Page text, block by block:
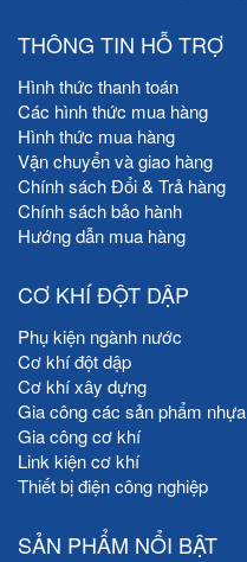
THÔNG TIN HỖ TRỢ
Hình thức thanh toán
Các hình thức mua hàng
Hình thức mua hàng
Vận chuyển và giao hàng
Chính sách Đổi & Trả hàng
Chính sách bảo hành
Hướng dẫn mua hàng
CƠ KHÍ ĐỘT DẬP
Phụ kiện ngành nước
Cơ khí đột dập
Cơ khí xây dựng
Gia công các sản phẩm nhựa
Gia công cơ khí
Link kiện cơ khí
Thiết bị điện công nghiệp
SẢN PHẨM NỔI BẬT